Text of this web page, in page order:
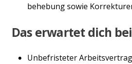
behebung sowie
Das erwartet dich
Unbefristeter Arbeitsvertrag